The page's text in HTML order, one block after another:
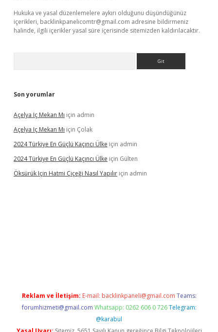
Hukuka ve yasal düzenlemelere aykırı olduğunu düşündüğünüz
içerikleri, backlinkpanelicomtr@gmail.com adresine bildirmeniz
halinde, ilgili içerikler yasal süre içerisinde sitemizden kaldırılacaktır.
Son yorumlar
Açelya Iç Mekan Mı için admin
Açelya Iç Mekan Mı için Çolak
2024 Türkiye En Güçlü Kaçıncı Ülke için admin
2024 Türkiye En Güçlü Kaçıncı Ülke için Gülten
Öksürük Için Hatmi Çiçeği Nasıl Yapılır için admin
Reklam ve İletişim: E-mail: backlinkpaneli@gmail.com Teams:
forumhizmeti@gmail.com Whatsapp: 0262 606 0 726 Telegram:
@karabul